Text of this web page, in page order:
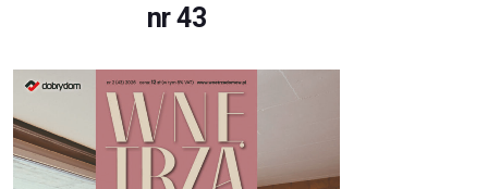
nr 43